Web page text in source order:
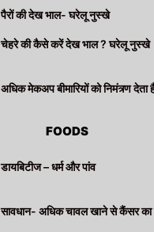
पैरों की देख भाल- घरेलू नुस्खे
चेहरे की कैसे करें देख भाल ? घरेलू नुस्खे
अधिक मेकअप बीमारियों को निमंत्र्ण देता
FOODS
डायबिटीज – धर्म और पांव
सावधान- अधिक चावल खाने से कैंसर